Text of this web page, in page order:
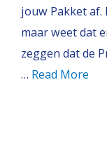
jouw Pakket
maar weet dat
zeggen dat de
… Read More